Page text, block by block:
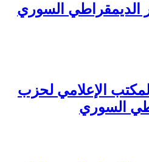
الديمقراطي السوري
الإعلامي لحزب
السوري